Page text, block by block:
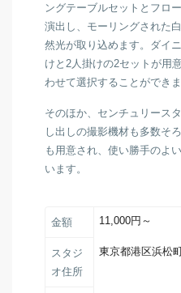
ングテーブルセットとフロ
演出し、モーリングされた
然光が取り込めます。ダイ
けと2人掛けの2セットが用
わせて選択することができま
そのほか、センチュリース
し出しの撮影機材も多数そ
も用意され、使い勝手のよ
います。
金額 11,000円～
スタジ
オ住所
東京都港区浜松